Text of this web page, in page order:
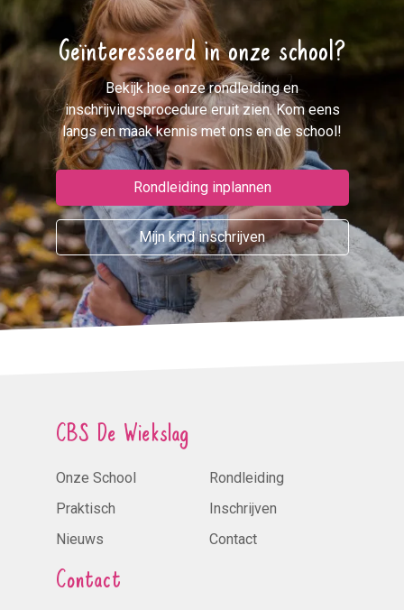
Geïnteresseerd in onze school?
Bekijk hoe onze rondleiding en
inschrijvingsprocedure eruit zien. Kom eens
langs en maak kennis met ons en de school!
Rondleiding inplannen
Mijn kind inschrijven
CBS De Wiekslag
Onze School
Praktisch
Nieuws
Rondleiding
Inschrijven
Contact
Contact